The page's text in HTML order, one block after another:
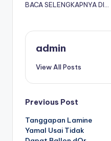
BACA SELENGKAPNYA DI…
admin
View All Posts
Post
navigation
Previous Post
Tanggapan Lamine
Yamal Usai Tidak